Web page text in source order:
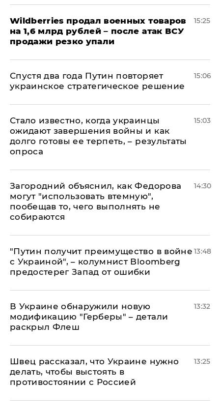
​Wildberries продал военных товаров
на 1,6 млрд рублей – после атак ВСУ
продажи резко упали
15:25
Спустя два года Путин повторяет
украинское стратегическое решение
15:06
Стало известно, когда украинцы
ожидают завершения войны и как
долго готовы ее терпеть, – результаты
опроса
15:03
Загородний объяснил, как Федорова
могут "использовать втемную",
пообещав то, чего выполнять не
собираются
14:30
"Путин получит преимущество в войне
с Украиной", – колумнист Bloomberg
предостерег Запад от ошибки
13:48
В Украине обнаружили новую
модификацию "Герберы" – детали
раскрыл Флеш
13:32
Швец рассказал, что Украине нужно
делать, чтобы выстоять в
противостоянии с Россией
13:25